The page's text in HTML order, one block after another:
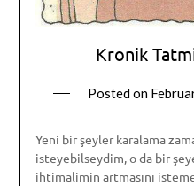
Kronik
Posted on
Yeni bir şeyler karalama
isteyebilseydim, o da bir
ihtimalimin artmasını